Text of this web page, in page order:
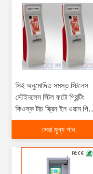
সিই অনুমোদিত সমস্ত স্টিলেস
স্টেইনলেস স্টিল ফটো প্রিন্টিং
কিওস্ক টাচ স্ক্রিন ইন ওয়ান পিসি
কিয়স্ক
সেরা মূল্য পান